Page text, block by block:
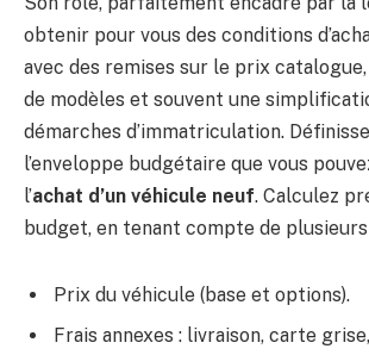
obtenir pour vous des conditions
avec des remises sur le prix
de modèles et souvent une
démarches d’immatriculation.
l’enveloppe budgétaire que vous
l’achat d’un véhicule neuf. Calculez
budget, en tenant compte de
Prix du véhicule (base et options).
Frais annexes : livraison, carte